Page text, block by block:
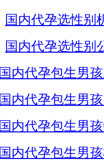
国内代孕选性别
国内代孕选性别
国内代孕包生男
国内代孕包生男
国内代孕包生男
国内代孕包生男